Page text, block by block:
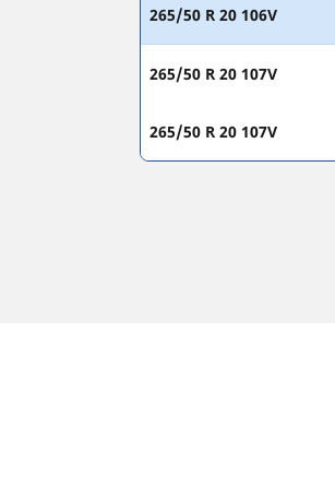
265/50 R 20 106V
265/50 R 20 107V
265/50 R 20 107V